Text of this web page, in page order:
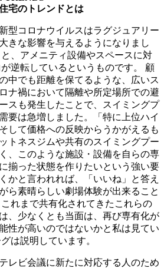
宅のトレンドとは
新型コロナウイルスはラグジュアリー
きな影響を与えるようになりまし
、アメニティ設備やスペースに対
逆転しているというものです。 顧
中でも距離を保てるような、広いス
ナ禍において隔離や所定場所での避
ス も発生したことで、
スイミングプ
要は急増しました。「 特に上位ハイ
そして価格への反映からうかがえるも
トネスジムや共有のスイミングプー
、このような施設・ 設備を自らの専
揃った状態を作りたいとい う強い要
かと言われれば、「いいね」
と答え
ら素晴らしい劇場体験が出来ること
れまで共有化されてきたこれらの
、 少なくとも当面は、 再び専有化が
性が高いのではないかと私は 見てい
は説明しています。
テレビ会議に新たに対応する人のため